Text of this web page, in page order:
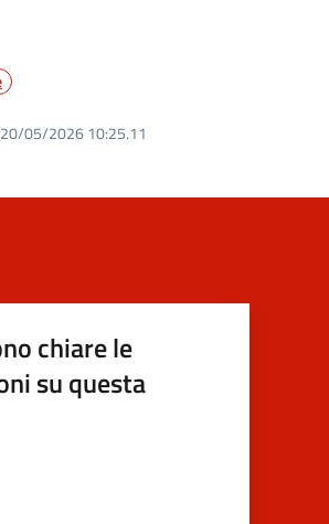
20/05/2026 10:25.11
chiare le
su questa